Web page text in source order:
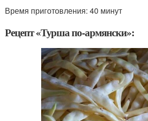
Время приготовления: 40 минут
Рецепт «Турша по-армянски»: